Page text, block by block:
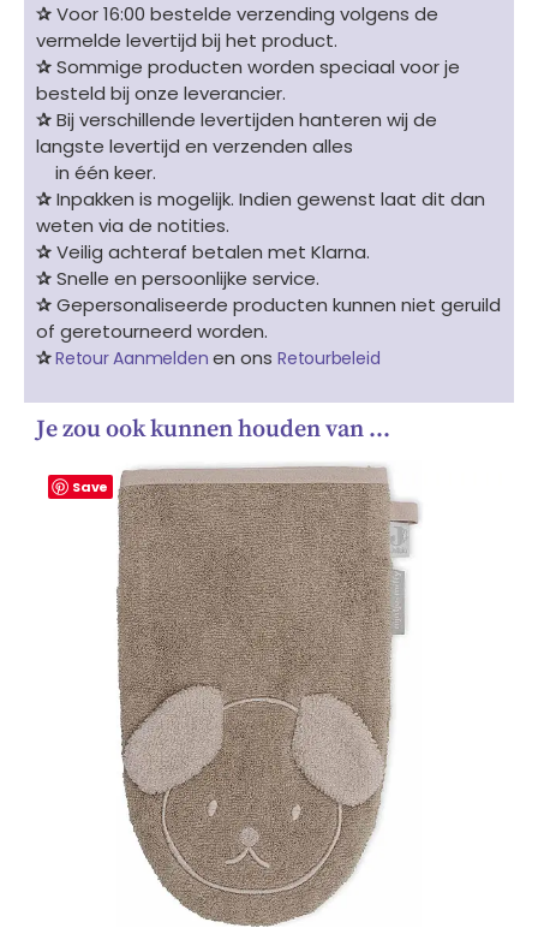
✰Voor 16:00 bestelde verzending volgens de
vermelde levertijd bij het product.
✰Sommige producten worden speciaal voor je
besteld bij onze leverancier.
✰Bij verschillende levertijden hanteren wij de
langste levertijd en verzenden alles
in één keer.
✰Inpakken is mogelijk. Indien gewenst laat dit dan
weten via de notities.
✰Veilig achteraf betalen met Klarna.
✰Snelle en persoonlijke service.
✰Gepersonaliseerde producten kunnen niet geruild
of geretourneerd worden.
✰Retour Aanmelden en ons Retourbeleid
Je zou ook kunnen houden van …
Save